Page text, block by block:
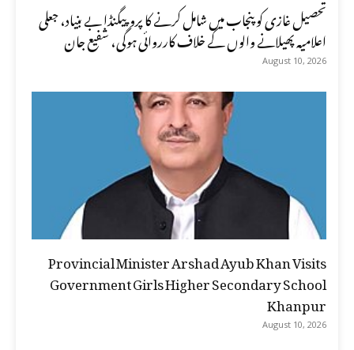
تحصیل غازی کو پنجاب میں شامل کرنے کا پروپیگنڈا بے بنیاد، جعلی
اعلامیہ پھیلانے والوں کے خلاف کارروائی ہوگی، شفیع جان
August 10, 2026
Provincial Minister Arshad Ayub Khan Visits
Government Girls Higher Secondary School
Khanpur
August 10, 2026